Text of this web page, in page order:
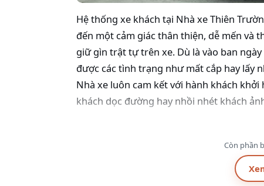
Hệ thống xe khách tại Nhà xe Thiên
đến một cảm giác thân thiện, dễ mến và
giữ gìn trật tự trên xe. Dù là vào ban
được các tình trạng như mất cắp hay lấy
Nhà xe luôn cam kết với hành khách
khách dọc đường hay nhồi nhét khách
Hà Nội
Còn phần